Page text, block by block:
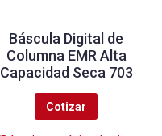
Báscula Digital de
Columna EMR Alta
Capacidad Seca 703
Cotizar